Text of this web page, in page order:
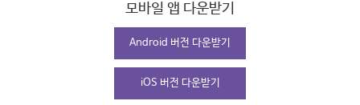
모바일 앱 다운받기
Android 버전 다운받기
iOS 버전 다운받기